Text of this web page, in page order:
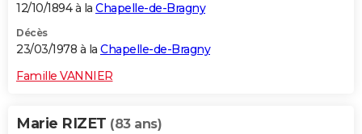
12/10/1894 à la Chapelle-de-Bragny
Décès
23/03/1978 à la Chapelle-de-Bragny
Famille VANNIER
Marie RIZET (83 ans)